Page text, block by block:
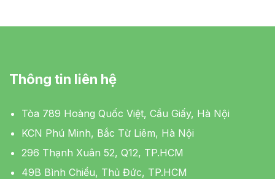
Thông tin liên hệ
Tòa 789 Hoàng Quốc Việt, Cầu Giấy, Hà Nội
KCN Phú Minh, Bắc Từ Liêm, Hà Nội
296 Thạnh Xuân 52, Q12, TP.HCM
49B Bình Chiểu, Thủ Đức, TP.HCM